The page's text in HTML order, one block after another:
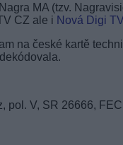
MA (tzv.
CZ ale i Nová Digi
na české kartě
pol. V, SR 26666,